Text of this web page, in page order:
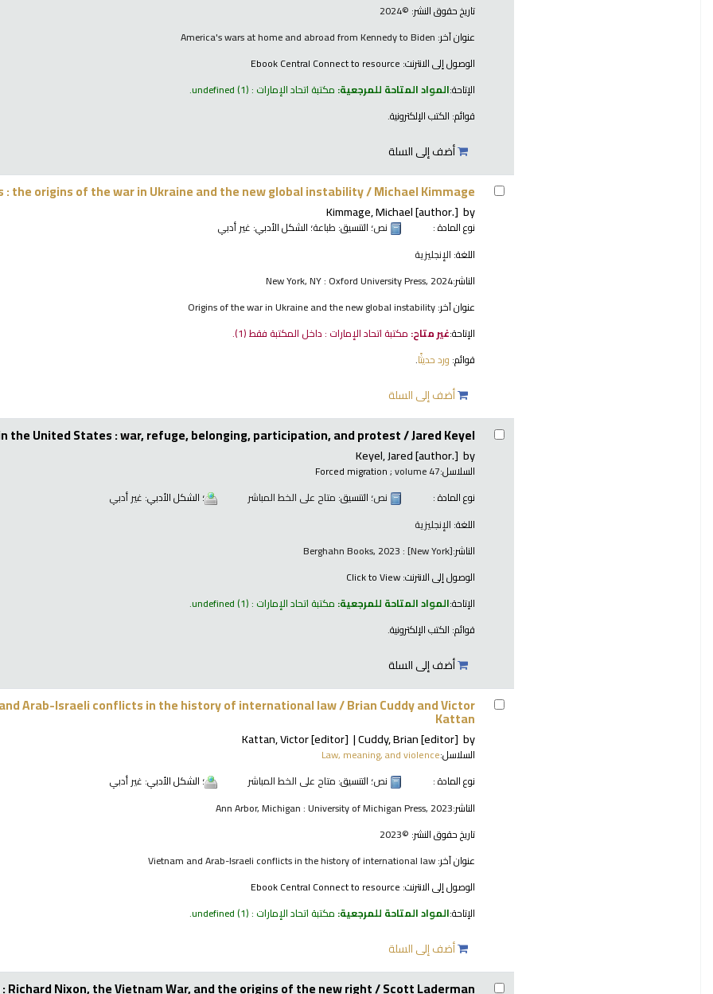
تاريخ حقوق النشر: ©2024
عنوان آخر: America's wars at home and abroad from Kennedy to Biden
الوصول إلى الانترنت: Ebook Central Connect to resource
الإتاحة:المواد المتاحة للمرجعية: مكتبة اتحاد الإمارات : undefined(1).
قوائم: الكتب الإلكترونية.
أضف إلى السلة
: the origins of the war in Ukraine and the new global instability /Michael Kimmage.
by
Kimmage, Michael[author.]
نوع المادة : نص؛ التنسيق: طباعة؛ الشكل الأدبي: غير أدبي
اللغة: الإنجليزية
الناشر:New York, NY : Oxford University Press, 2024
عنوان آخر:Origins of the war in Ukraine and the new global instability
الإتاحة:غير متاح: مكتبة اتحاد الإمارات : داخل المكتبة فقط(1).
قوائم: ورد حديثًا.
أضف إلى السلة
the United States : war, refuge, belonging, participation, and protest /Jared Keyel.
by
Keyel, Jared[author.]
السلاسل: Forced migration; volume 47
نوع المادة :
نص؛ التنسيق: متاح على الخط المباشر ؛ الشكل الأدبي: غير أدبي
اللغة: الإنجليزية
الناشر:[New York] : Berghahn Books, 2023
الوصول إلى الانترنت:Click to View
الإتاحة:المواد المتاحة للمرجعية: مكتبة اتحاد الإمارات : undefined(1).
قوائم: الكتب الإلكترونية.
أضف إلى السلة
Arab-Israeli conflicts in the history of international law /Brian Cuddy and Victor
Kattan
by
Cuddy, Brian[editor]
Kattan, Victor[editor]
السلاسل:Law, meaning, and violence
نوع المادة :
نص؛ التنسيق: متاح على الخط المباشر ؛ الشكل الأدبي: غير أدبي
الناشر:Ann Arbor, Michigan : University of Michigan Press, 2023
تاريخ حقوق النشر: ©2023
عنوان آخر:Vietnam and Arab-Israeli conflicts in the history of international law
الوصول إلى الانترنت: Ebook Central Connect to resource
الإتاحة:المواد المتاحة للمرجعية: مكتبة اتحاد الإمارات : undefined(1).
أضف إلى السلة
Nixon, the Vietnam War, and the origins of the new right /Scott Laderman.